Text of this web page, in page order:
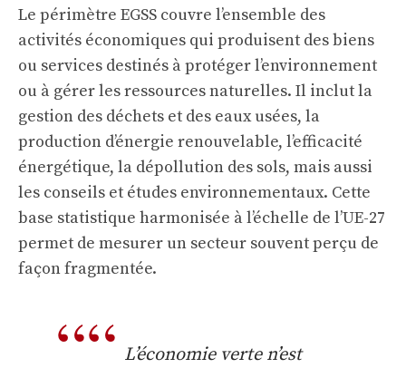
Le périmètre EGSS couvre l’ensemble des
activités économiques qui produisent des biens
ou services destinés à protéger l’environnement
ou à gérer les ressources naturelles. Il inclut la
gestion des déchets et des eaux usées, la
production d’énergie renouvelable, l’efficacité
énergétique, la dépollution des sols, mais aussi
les conseils et études environnementaux. Cette
base statistique harmonisée à l’échelle de l’UE-27
permet de mesurer un secteur souvent perçu de
façon fragmentée.
L’économie verte n’est